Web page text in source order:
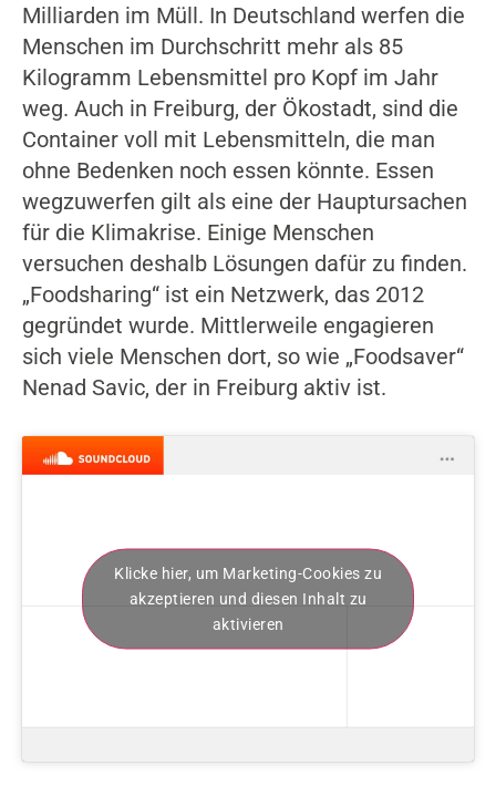
Milliarden im Müll. In Deutschland werfen die
Menschen im Durchschritt mehr als 85
Kilogramm Lebensmittel pro Kopf im Jahr
weg. Auch in Freiburg, der Ökostadt, sind die
Container voll mit Lebensmitteln, die man
ohne Bedenken noch essen könnte. Essen
wegzuwerfen gilt als eine der Hauptursachen
für die Klimakrise. Einige Menschen
versuchen deshalb Lösungen dafür zu finden.
„Foodsharing“ ist ein Netzwerk, das 2012
gegründet wurde. Mittlerweile engagieren
sich viele Menschen dort, so wie „Foodsaver“
Nenad Savic, der in Freiburg aktiv ist.
Klicke hier, um Marketing-Cookies zu
akzeptieren und diesen Inhalt zu
aktivieren